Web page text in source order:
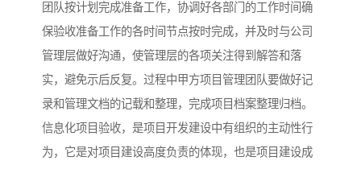
团队按计划完成准备工作，协调好各部门的工作时间确
保验收准备工作的各时间节点按时完成，并及时与公司
管理层做好沟通，使管理层的各项关注得到解答和落
实，避免示后反复。过程中甲方项目管理团队要做好记
录和管理文档的记载和整理，完成项目档案整理归档。
信息化项目验收，是项目开发建设中有组织的主动性行
为，它是对项目建设高度负责的体现，也是项目建设成